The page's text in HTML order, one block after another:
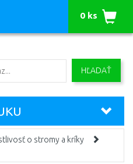
HĽADAŤ
0 ks
o stromy a kríky